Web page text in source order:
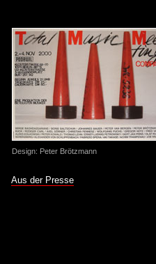
Design: Peter Brötzmann
Aus der Presse